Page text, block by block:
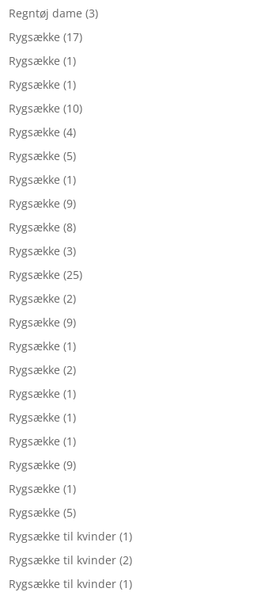
Regntøj dame (3)
Rygsække (17)
Rygsække (1)
Rygsække (1)
Rygsække (10)
Rygsække (4)
Rygsække (5)
Rygsække (1)
Rygsække (9)
Rygsække (8)
Rygsække (3)
Rygsække (25)
Rygsække (2)
Rygsække (9)
Rygsække (1)
Rygsække (2)
Rygsække (1)
Rygsække (1)
Rygsække (1)
Rygsække (9)
Rygsække (1)
Rygsække (5)
Rygsække til kvinder (1)
Rygsække til kvinder (2)
Rygsække til kvinder (1)